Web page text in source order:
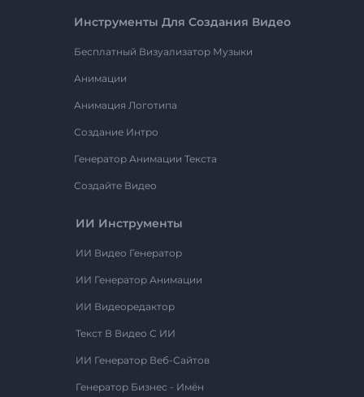
Инструменты Для Создания Видео
Бесплатный Визуализатор Музыки
Анимации
Анимация Логотипа
Создание Интро
Генератор Анимации Текста
Создайте Видео
ИИ Инструменты
ИИ Видео Генератор
ИИ Генератор Анимации
ИИ Видеоредактор
Текст В Видео С ИИ
ИИ Генератор Веб-Сайтов
Генератор Бизнес - Имён